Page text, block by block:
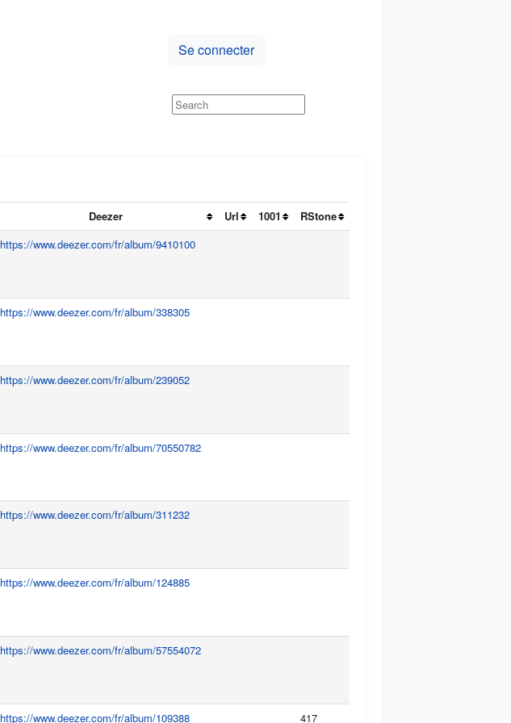
Se connecter
Deezer Url 1001
RStone
https://www.deezer.com/fr/album/9410100
https://www.deezer.com/fr/album/338305
https://www.deezer.com/fr/album/239052
https://www.deezer.com/fr/album/70550782
https://www.deezer.com/fr/album/311232
https://www.deezer.com/fr/album/124885
https://www.deezer.com/fr/album/57554072
https://www.deezer.com/fr/album/109388 417